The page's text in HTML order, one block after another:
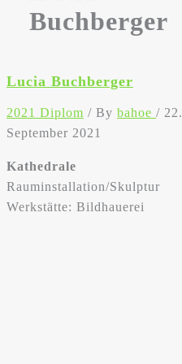
Buchberger
Lucia Buchberger
2021 Diplom / By bahoe / 22.
September 2021
Kathedrale
Rauminstallation/Skulptur
Werkstätte: Bildhauerei